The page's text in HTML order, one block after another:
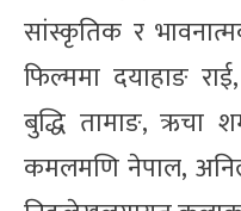
सांस्कृतिक र
फिल्ममा दयाहाङ
बुद्धि तामाङ, ऋचा
कमलमणि नेपाल,